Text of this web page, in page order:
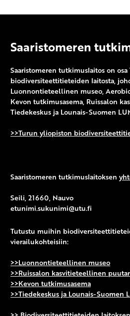
Saaristomeren
Saaristomeren tutkimuslaitos on
biodiversiteettitieteiden laitosta,
Luonnontieteellinen museo,
Kevon tutkimusasema, Ruissalon
Tiedekeskus ja Lounais-Suomen
>>Turun yliopiston
Saaristomeren tutkimuslaitoksen
Seili, 21660, Nauvo
etunimi.sukunimi@utu.fi
Tutustu muihin
vierailukohteisiin:
>>Luonnontieteellinen museo
>>Ruissalon kasvitieteellinen
>>Kevon tutkimusasema
>>Tiedekeskus ja Lounais-Suomen